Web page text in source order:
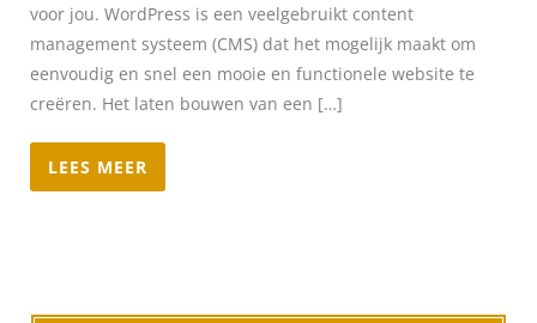
voor jou. WordPress is een veelgebruikt content
management systeem (CMS) dat het mogelijk maakt om
eenvoudig en snel een mooie en functionele website te
creëren. Het laten bouwen van een […]
LEES MEER